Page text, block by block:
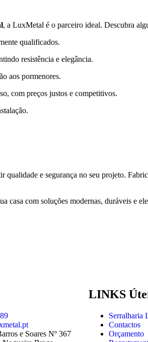
, a LuxMetal é o parceiro ideal. Descubra
qualificados.
resistência e elegância.
aos pormenores.
com preços justos e competitivos.
qualidade e segurança no seu projeto.
casa com soluções modernas, duráveis e
e Soares Nº 367
LINKS
Serralharia
Contactos
Orçamento